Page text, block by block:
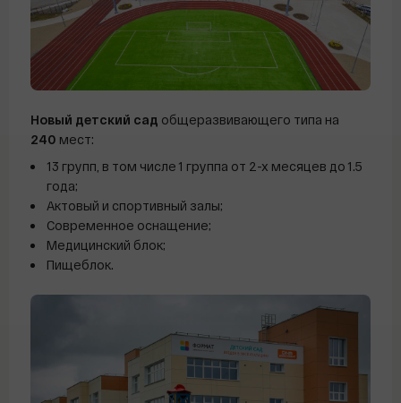
Новый детский сад общеразвивающего типа на
240 мест:
13 групп, в том числе 1 группа от 2-х месяцев до 1.5
года;
Актовый и спортивный залы;
Современное оснащение;
Медицинский блок;
Пищеблок.